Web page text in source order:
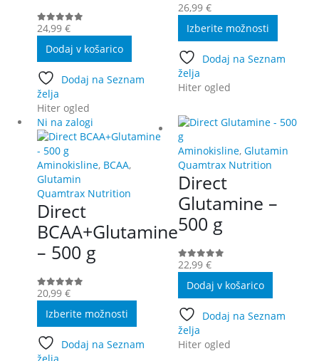
0out of 5
24,99 €
Dodaj v košarico
Dodaj na Seznam
želja
Hiter ogled
0out of 5
26,99 €
Izberite možnosti
več
izberete
strani
Dodaj na Seznam
želja
Hiter ogled
Ni na zalogi
Aminokisline, BCAA,
Glutamin
Quamtrax Nutrition
Direct
BCAA+Glutamine
– 500 g
0out of 5
20,99 €
Izberite možnosti
več
Dodaj na Seznam
Aminokisline, Glutamin
Quamtrax Nutrition
Direct
Glutamine –
500 g
0out of 5
22,99 €
Dodaj v košarico
Dodaj na Seznam
želja
Hiter ogled